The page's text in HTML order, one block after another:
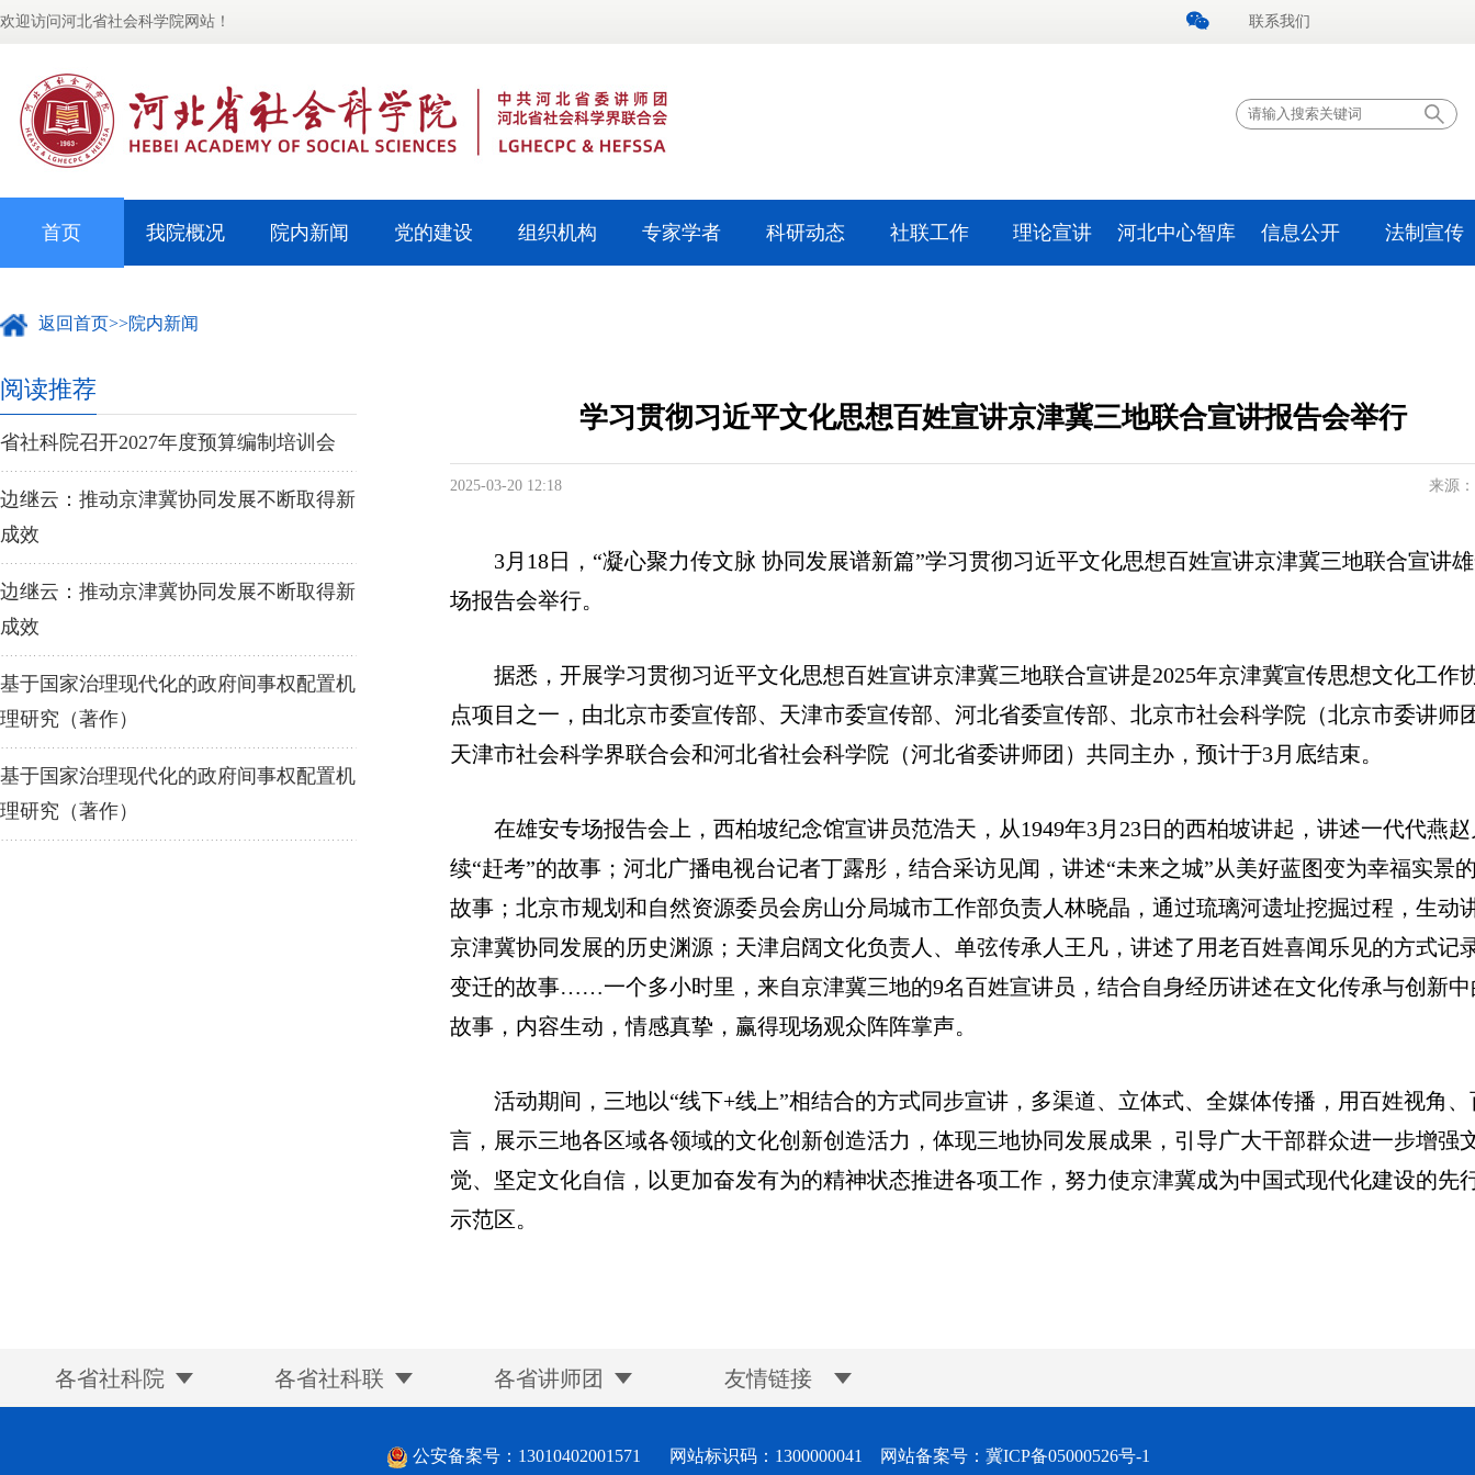
欢迎访问河北省社会科学院网站！ 联系我们
首页 我院概况 院内新闻 党的建设 组织机构 专家学者 科研动态 社联工作 理论宣讲 河北中心智库 信息公开 法制宣传
返回首页>>院内新闻
学习贯彻习近平文化思想百姓宣讲京津冀三地联合宣讲报告会举行
2025-03-20 12:18 来源
3月18日，“凝心聚力传文脉 协同发展谱新篇”学习贯彻习近平文化思想百姓宣讲京津冀三地联合宣讲
场报告会举行。
据悉，开展学习贯彻习近平文化思想百姓宣讲京津冀三地联合宣讲是2025年京津冀宣传思想文化工作
点项目之一，由北京市委宣传部、天津市委宣传部、河北省委宣传部、北京市社会科学院（北京市委讲师
天津市社会科学界联合会和河北省社会科学院（河北省委讲师团）共同主办，预计于3月底结束。
在雄安专场报告会上，西柏坡纪念馆宣讲员范浩天，从1949年3月23日的西柏坡讲起，讲述一代代燕
续“赶考”的故事；河北广播电视台记者丁露彤，结合采访见闻，讲述“未来之城”从美好蓝图变为幸福实景
故事；北京市规划和自然资源委员会房山分局城市工作部负责人林晓晶，通过琉璃河遗址挖掘过程，生动
京津冀协同发展的历史渊源；天津启阔文化负责人、单弦传承人王凡，讲述了用老百姓喜闻乐见的方式记
变迁的故事……一个多小时里，来自京津冀三地的9名百姓宣讲员，结合自身经历讲述在文化传承与创新中
故事，内容生动，情感真挚，赢得现场观众阵阵掌声。
活动期间，三地以“线下+线上”相结合的方式同步宣讲，多渠道、立体式、全媒体传播，用百姓视角
言，展示三地各区域各领域的文化创新创造活力，体现三地协同发展成果，引导广大干部群众进一步增强
觉、坚定文化自信，以更加奋发有为的精神状态推进各项工作，努力使京津冀成为中国式现代化建设的先
示范区。
阅读推荐
省社科院召开2027年度预算编制培训会
边继云：推动京津冀协同发展不断取得新
成效
边继云：推动京津冀协同发展不断取得新
成效
基于国家治理现代化的政府间事权配置机
理研究（著作）
基于国家治理现代化的政府间事权配置机
理研究（著作）
各省社科院 各省社科联 各省讲师团 友情链接
公安备案号：13010402001571 网站标识码：1300000041 网站备案号： 冀ICP备05000526号-1